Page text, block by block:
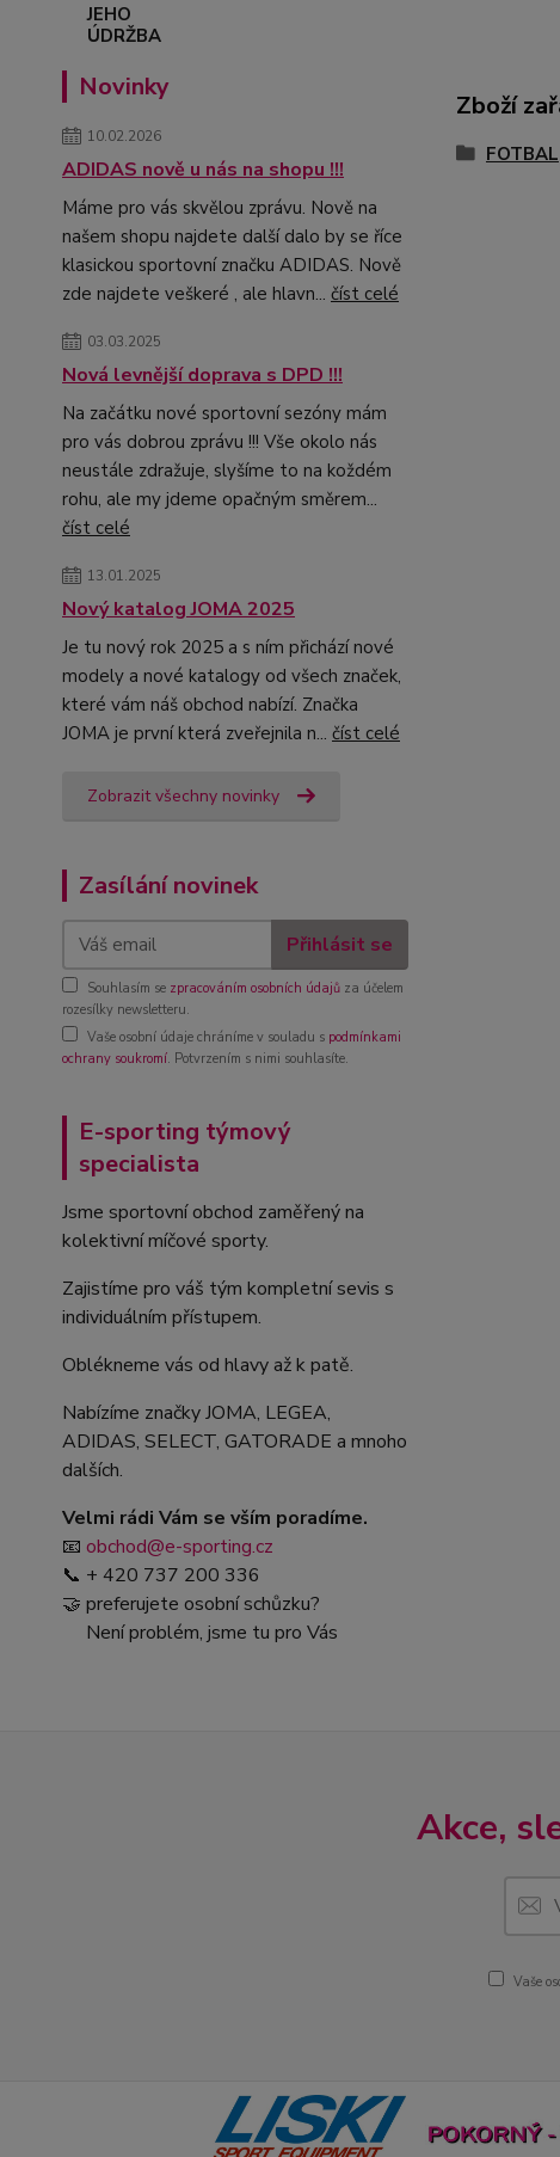
Novinky
10.02.2026
ADIDAS nově u nás na shopu !!!
Máme pro vás skvělou zprávu. Nově na
našem shopu najdete další dalo by se říce
klasickou sportovní značku ADIDAS. Nově
zde najdete veškeré , ale hlavn... číst celé
03.03.2025
Nová levnější doprava s DPD !!!
Na začátku nové sportovní sezóny mám
pro vás dobrou zprávu !!! Vše okolo nás
neustále zdražuje, slyšíme to na koždém
rohu, ale my jdeme opačným směrem...
číst celé
13.01.2025
Nový katalog JOMA 2025
Je tu nový rok 2025 a s ním přichází nové
modely a nové katalogy od všech značek,
které vám náš obchod nabízí. Značka
JOMA je první která zveřejnila n... číst celé
Zobrazit všechny novinky
Zasílání novinek
Přihlásit se
Souhlasím se zpracováním osobních údajů za účelem
rozesílky newsletteru.
Vaše osobní údaje chráníme v souladu s podmínkami
ochrany soukromí. Potvrzením s nimi souhlasíte.
E-sporting týmový
specialista
Jsme sportovní obchod zaměřený na
kolektivní míčové sporty.
Zajistíme pro váš tým kompletní sevis s
individuálním přístupem.
Oblékneme vás od hlavy až k patě.
Nabízíme značky JOMA, LEGEA,
ADIDAS, SELECT, GATORADE a mnoho
dalších.
Velmi rádi Vám se vším poradíme.
📧 obchod@e-sporting.cz
📞 + 420 737 200 336
🤝 preferujete osobní schůzku?
Není problém, jsme tu pro Vás
Zboží
FOTBAL
Akce,
Vaše